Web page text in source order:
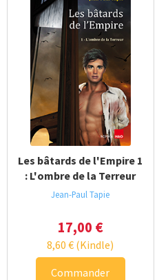
Les bâtards de l'Empire 1
: L'ombre de la Terreur
Jean-Paul Tapie
17,00 €
8,60€ (Kindle)
Commander